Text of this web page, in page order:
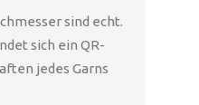
sind echt.
sich ein QR-
jedes Garns